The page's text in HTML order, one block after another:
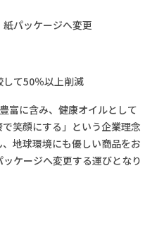
パッケージへ変更
て50％以上削減
富に含み、健康オイルとして
笑顔にする」という企業理念
地球環境にも優しい商品をお
ケージへ変更する運びとなり